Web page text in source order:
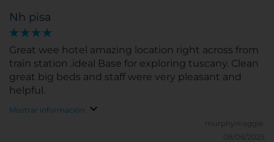
Nh pisa
Great wee hotel amazing location right across from
train station .ideal Base for exploring tuscany. Clean
great big beds and staff were very pleasant and
helpful.
Mostrar información
murphymaggie.
08/06/2025